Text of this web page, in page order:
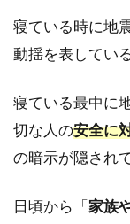
出て
くる
地震
④ペ
ット
る地
寝ている時に地
動揺を表してい
寝ている最中に
切な人の安全に
の暗示が隠され
日頃から「家族